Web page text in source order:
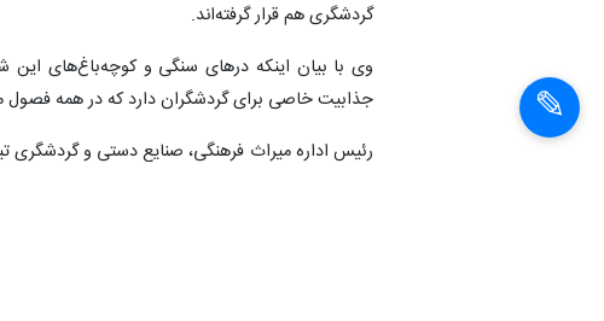
گردشگری هم قرار گرفته‌اند.
جذابیت خاصی برای گردشگران دارد که در همه
رئیس اداره میراث فرهنگی، صنایع دستی و